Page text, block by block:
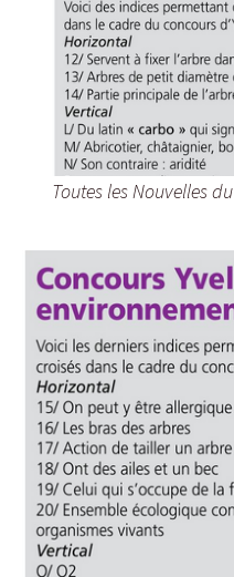
Toutes les Nouvelles